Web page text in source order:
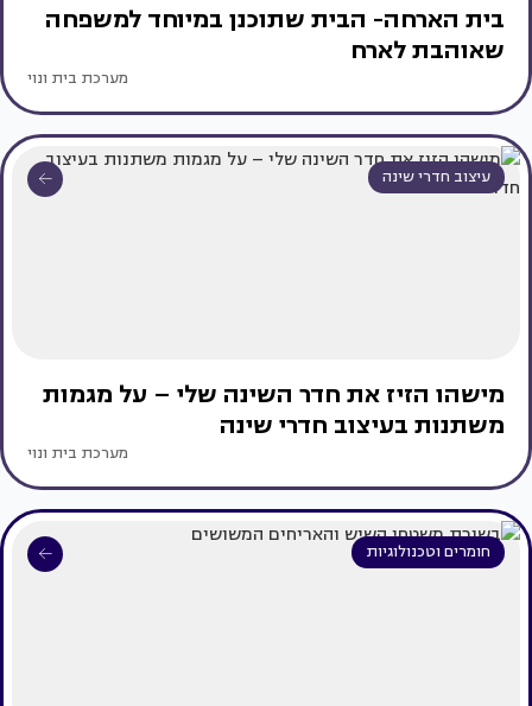
בית הארחה- הבית שתוכנן במיוחד למשפחה
שאוהבת לארח
מערכת בית ונוי
עיצוב חדרי שינה
מישהו הזיז את חדר השינה שלי – על מגמות
משתנות בעיצוב חדרי שינה
מערכת בית ונוי
חומרים וטכנולוגיות